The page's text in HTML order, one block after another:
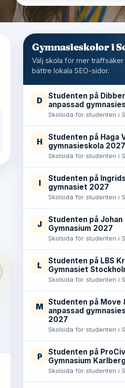
Gymnasieskolor i
Välj skola för mer träffsäker
bättre lokala SEO-sidor.
D
Studenten på
anpassad
Skolsida för studenten i
H
Studenten på Haga
gymnasieskola 2027
Skolsida för studenten i
I
Studenten på
gymnasiet 2027
Skolsida för studenten i
J
Studenten på
Gymnasium 2027
Skolsida för studenten i
L
Studenten på LBS
Gymnasiet
Skolsida för studenten i
M Studenten på Move
anpassad
2027
Skolsida för studenten i
P
Studenten på
Gymnasium
Skolsida för studenten i